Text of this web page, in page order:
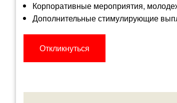
Корпоративные мероприятия,
Дополнительные стимулирующие
Откликнуться